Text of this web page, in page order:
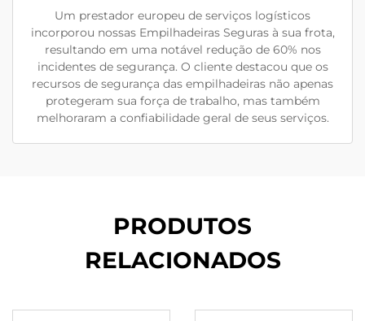
Um prestador europeu de serviços logísticos
incorporou nossas Empilhadeiras Seguras à sua frota,
resultando em uma notável redução de 60% nos
incidentes de segurança. O cliente destacou que os
recursos de segurança das empilhadeiras não apenas
protegeram sua força de trabalho, mas também
melhoraram a confiabilidade geral de seus serviços.
PRODUTOS
RELACIONADOS